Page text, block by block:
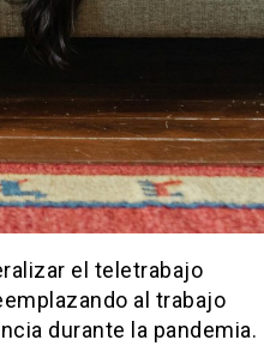
el teletrabajo
al trabajo
durante la pandemia.